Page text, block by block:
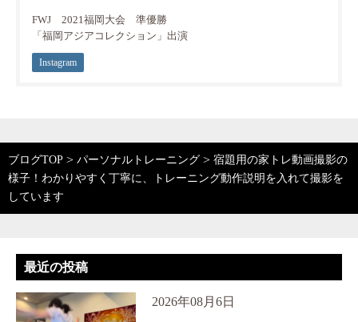
FWJ 2021福岡大会 準優勝
「福岡アジアコレクション」出演
Instagram
ブログTOP > パーソナルトレーニング > 宿題用の家トレ動画撮影の
様子！わかりやすく丁寧に、トレーニング動作説明を入れて撮影を
しています
最近の投稿
2026年08月6日